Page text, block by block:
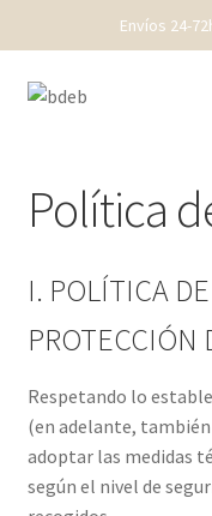
Envíos 24-
Ir
navegación
Ir
New Born
Bebé
Niños
Punto
Cóndor
Política
I. POLÍTICA
PROTECCIÓN
Respetando lo
(en adelante,
adoptar las medidas
según el nivel de